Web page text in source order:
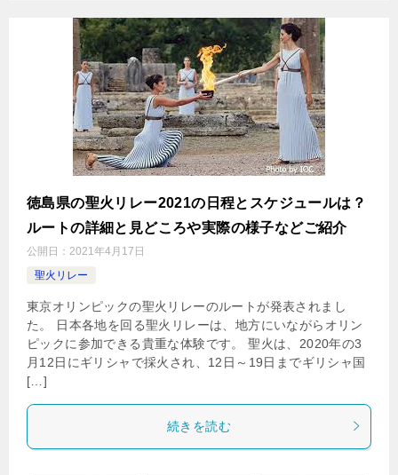
徳島県の聖火リレー2021の日程とスケジュールは？
ルートの詳細と見どころや実際の様子などご紹介
公開日： 2021年4月17日
聖火リレー
東京オリンピックの聖火リレーのルートが発表されまし
た。 日本各地を回る聖火リレーは、地方にいながらオリン
ピックに参加できる貴重な体験です。 聖火は、2020年の3
月12日にギリシャで採火され、12日～19日までギリシャ国
[…]
続きを読む